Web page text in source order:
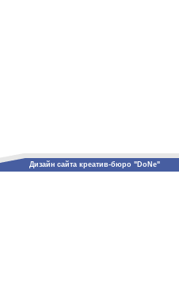
Дизайн сайта креатив-бюро "DoNe"